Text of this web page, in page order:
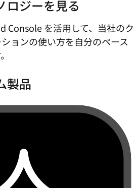
ロジーを見る
Console を活用して、当社のク
ョンの使い方を自分のペース
製品